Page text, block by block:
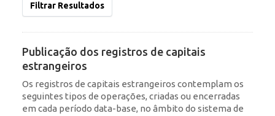
Filtrar Resultados
Publicação dos registros de capitais
estrangeiros
Os registros de capitais estrangeiros contemplam os
seguintes tipos de operações, criadas ou encerradas
em cada período data-base, no âmbito do sistema de